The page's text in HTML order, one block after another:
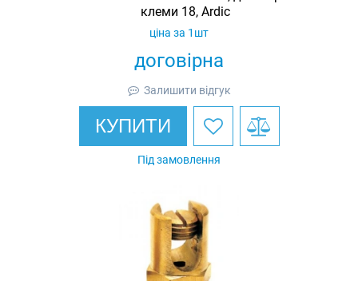
клеми 18, Ardic
договірна
ціна за 1шт
Залишити відгук
КУПИТИ
Під замовлення